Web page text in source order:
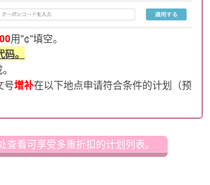
用"¢"填空。
。
号增补在以下地点申请符合条件的计划（预
查看可享受多重折扣的计划列表。